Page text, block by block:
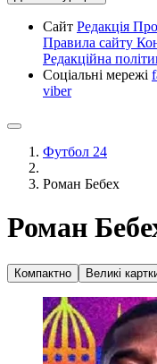
Сайт Редакція
Правила сайту
Редакційна
Соціальні мережі
viber
Футбол 24
Роман Бебех
Роман
Компактно Великі